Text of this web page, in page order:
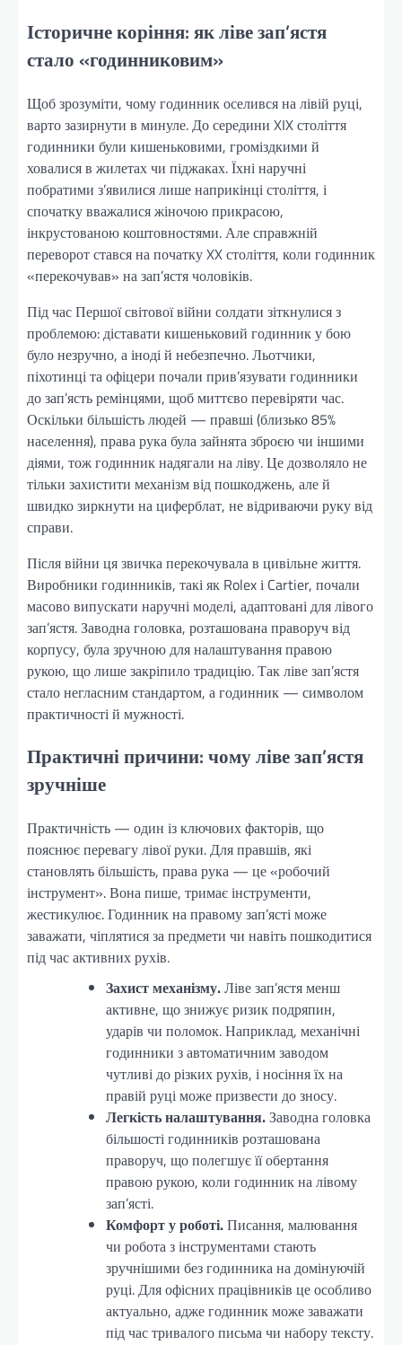
Історичне коріння: як ліве зап’ястя
стало «годинниковим»
Щоб зрозуміти, чому годинник оселився на лівій руці,
варто зазирнути в минуле. До середини XIX століття
годинники були кишеньковими, громіздкими й
ховалися в жилетах чи піджаках. Їхні наручні
побратими з’явилися лише наприкінці століття, і
спочатку вважалися жіночою прикрасою,
інкрустованою коштовностями. Але справжній
переворот стався на початку XX століття, коли годинник
«перекочував» на зап’ястя чоловіків.
Під час Першої світової війни солдати зіткнулися з
проблемою: діставати кишеньковий годинник у бою
було незручно, а іноді й небезпечно. Льотчики,
піхотинці та офіцери почали прив’язувати годинники
до зап’ясть ремінцями, щоб миттєво перевіряти час.
Оскільки більшість людей — правші (близько 85%
населення), права рука була зайнята зброєю чи іншими
діями, тож годинник надягали на ліву. Це дозволяло не
тільки захистити механізм від пошкоджень, але й
швидко зиркнути на циферблат, не відриваючи руку від
справи.
Після війни ця звичка перекочувала в цивільне життя.
Виробники годинників, такі як Rolex і Cartier, почали
масово випускати наручні моделі, адаптовані для лівого
зап’ястя. Заводна головка, розташована праворуч від
корпусу, була зручною для налаштування правою
рукою, що лише закріпило традицію. Так ліве зап’ястя
стало негласним стандартом, а годинник — символом
практичності й мужності.
Практичні причини: чому ліве зап’ястя
зручніше
Практичність — один із ключових факторів, що
пояснює перевагу лівої руки. Для правшів, які
становлять більшість, права рука — це «робочий
інструмент». Вона пише, тримає інструменти,
жестикулює. Годинник на правому зап’ясті може
заважати, чіплятися за предмети чи навіть пошкодитися
під час активних рухів.
Захист механізму.Ліве зап’ястя менш
активне, що знижує ризик подряпин,
ударів чи поломок. Наприклад, механічні
годинники з автоматичним заводом
чутливі до різких рухів, і носіння їх на
правій руці може призвести до зносу.
Легкість налаштування.Заводна головка
більшості годинників розташована
праворуч, що полегшує її обертання
правою рукою, коли годинник на лівому
зап’ясті.
Комфорт у роботі.Писання, малювання
чи робота з інструментами стають
зручнішими без годинника на домінуючій
руці. Для офісних працівників це особливо
актуально, адже годинник може заважати
під час тривалого письма чи набору тексту.